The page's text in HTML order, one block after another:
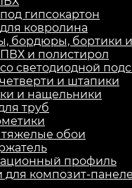
гипсокартон
ковролина
бордюры, бортики
и полистирол
светодиодной
и штапики
и нащельники
труб
тяжелые обои
профиль
для композит-